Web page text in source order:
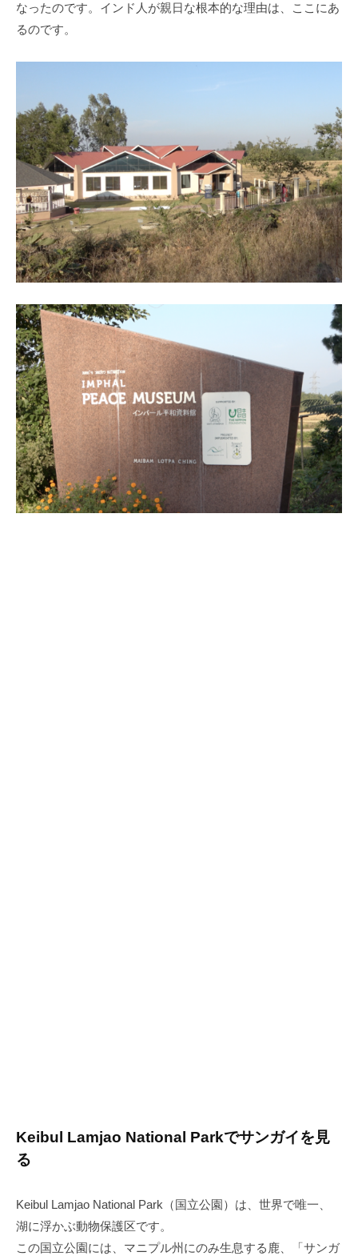
なったのです。インド人が親日な根本的な理由は、ここにあ
るのです。
Keibul Lamjao National Parkでサンガイを見
る
Keibul Lamjao National Park（国立公園）は、世界で唯一、
湖に浮かぶ動物保護区です。
この国立公園には、マニプル州にのみ生息する鹿、「サンガ